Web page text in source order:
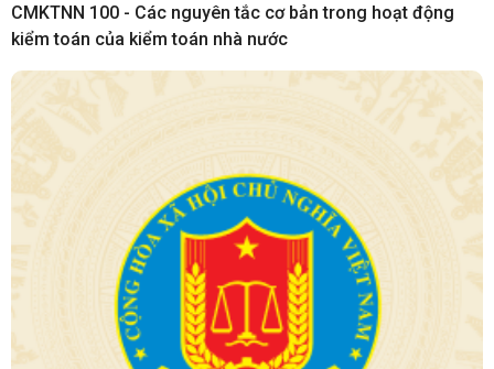
CMKTNN 100 - Các nguyên tắc cơ bản trong hoạt động
kiểm toán của kiểm toán nhà nước